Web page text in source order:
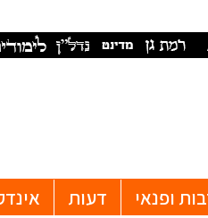
ופנאי דעות